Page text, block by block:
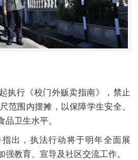
执行《校门外贩卖指南》，禁止
范围内摆摊，以保障学生安全、
卫生水平。
出，执法行动将于明年全面展
教育、宣导及社区交流工作。